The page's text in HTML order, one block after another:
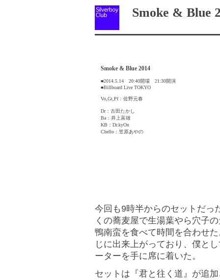
Smoke & Blue
Smoke & Blue 2014
■2014.5.14 20:40開場 21:30開演
■Billboard Live TOKYO
Vo,Gt,Pf：佐野元春
Dr：古田たかし
Ba：井上富雄
KB：Dr.kyOn
Chello：笠原あやの
今回も9時半からのセットだっ
くの蕎麦屋で生湯葉やら穴子
鴨南蛮を食べて時間を合わせ
じに出来上がっており、僕と
ーターを手に席に着いた。
セットは『君と往く道』が追